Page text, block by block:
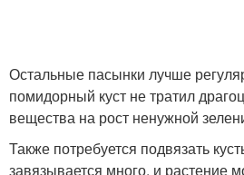
Остальные пасынки лучше
помидорный куст не тратил
вещества на рост ненужной
Также потребуется подвязать
завязывается много, и растение